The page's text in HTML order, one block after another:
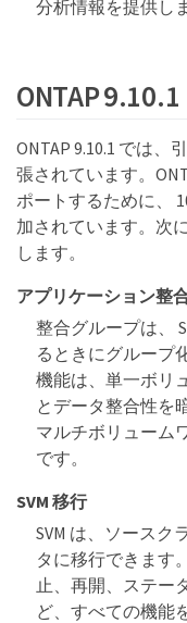
分析情報を提供し
ONTAP 9.10.1
ONTAP 9.10.1 では、
張されています。
ポートするために、
加されています。次
します。
アプリケーション整
整合グループは、
るときにグループ
機能は、単一ボリ
とデータ整合性を
マルチボリューム
です。
SVM 移行
SVM は、ソースク
タに移行できます
止、再開、ステー
ど、すべての機能